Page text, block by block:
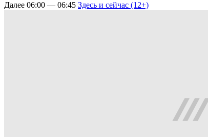
Далее 06:00 — 06:45 Здесь и сейчас (12+)